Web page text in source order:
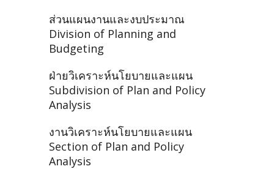
ส่วนแผนงานและงบประมาณ
Division of Planning and
Budgeting
ฝ่ายวิเคราะห์นโยบายและแผน
Subdivision of Plan and Policy
Analysis
งานวิเคราะห์นโยบายและแผน
Section of Plan and Policy
Analysis